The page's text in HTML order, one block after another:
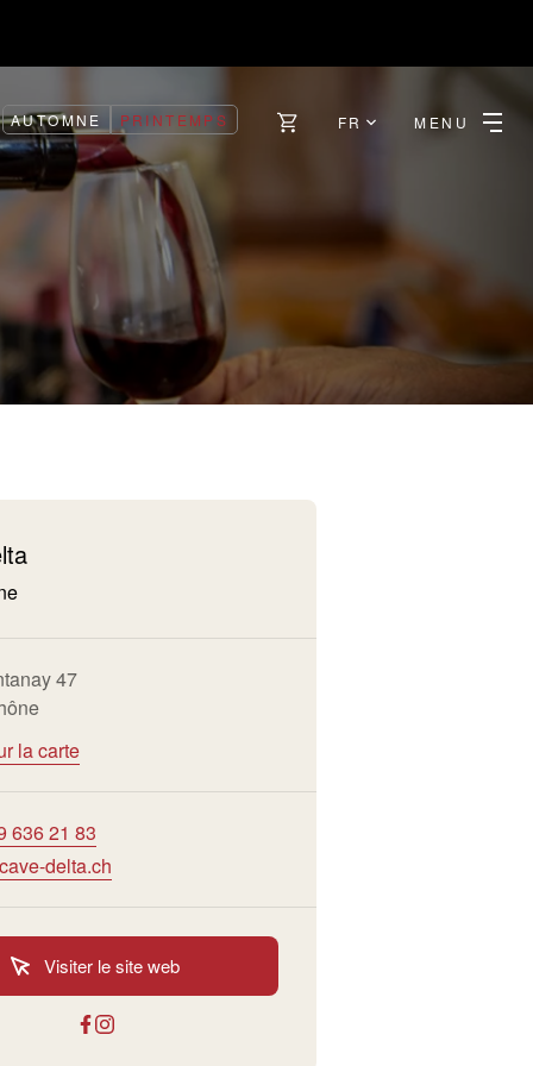
AUTOMNE PRINTEMPS FR MENU
47
la carte
636 21 83
delta.ch
Visiter le site web